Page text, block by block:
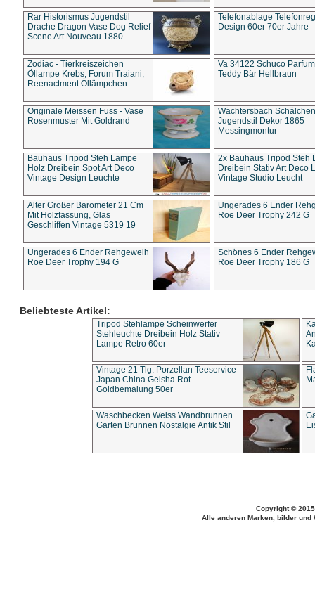
Rar Historismus Jugendstil
Drache Dragon Vase Dog Relief
Scene Art Nouveau 1880
Telefonablage
Design 60er 70er Jahre
Zodiac - Tierkreiszeichen
Öllampe Krebs, Forum Traiani,
Reenactment Öllämpchen
Va 34122 Schuco
Teddy Bär Hellbraun
Originale Meissen Fuss - Vase
Rosenmuster Mit Goldrand
Wächtersbach Schälchen
Jugendstil Dekor 1865
Messingmontur
Bauhaus Tripod Steh Lampe
Holz Dreibein Spot Art Deco
Vintage Design Leuchte
2x Bauhaus Tripod Steh
Dreibein Stativ Art Deco
Vintage Studio Leucht
Alter Großer Barometer 21 Cm
Mit Holzfassung, Glas
Geschliffen Vintage 5319 19
Ungerades 6 Ender
Roe Deer Trophy 242 G
Ungerades 6 Ender Rehgeweih
Roe Deer Trophy 194 G
Schönes 6 Ender
Roe Deer Trophy 186 G
Beliebteste Artikel:
Tripod Stehlampe Scheinwerfer
Stehleuchte Dreibein Holz Stativ
Lampe Retro 60er
Vintage 21 Tlg. Porzellan Teeservice
Japan China Geisha Rot
Goldbemalung 50er
Waschbecken Weiss Wandbrunnen
Garten Brunnen Nostalgie Antik Stil
Copyright ©
Alle anderen Marken, bilder und